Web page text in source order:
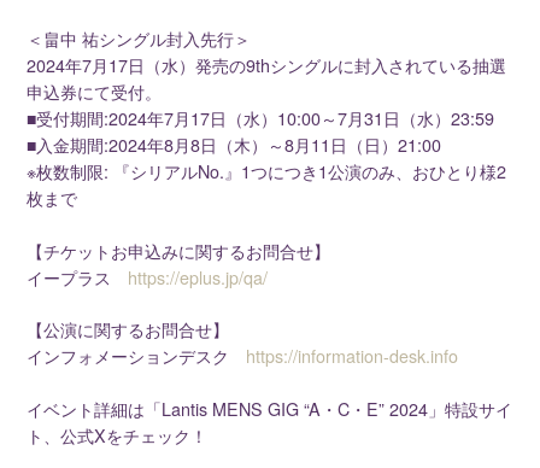
＜畠中 祐シングル封入先行＞
2024年7月17日（水）発売の9thシングルに封入されている抽選
申込券にて受付。
■受付期間:2024年7月17日（水）10:00～7月31日（水）23:59
■入金期間:2024年8月8日（木）～8月11日（日）21:00
※枚数制限: 『シリアルNo.』1つにつき1公演のみ、おひとり様2
枚まで
【チケットお申込みに関するお問合せ】
イープラス https://eplus.jp/qa/
【公演に関するお問合せ】
インフォメーションデスク https://information-desk.info
イベント詳細は「Lantis MENS GIG “A・C・E” 2024」特設サイ
ト、公式Xをチェック！